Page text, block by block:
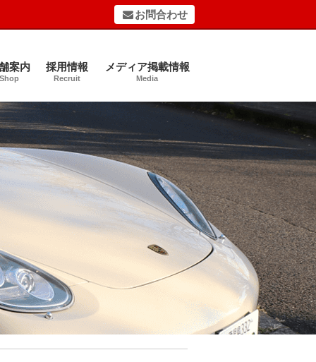
お問合わせ
案内
Shop
採用情報
Recruit
メディア掲載情報
Media